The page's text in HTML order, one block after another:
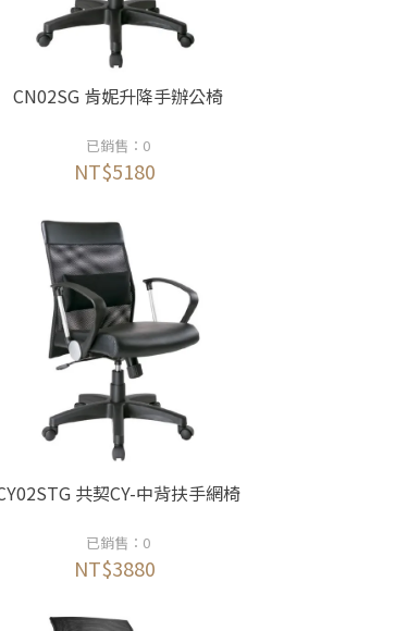
CN02SG 肯妮升降手辦公椅
已銷售：0
NT$5180
共契CY-中背扶手網椅
已銷售：0
NT$3880